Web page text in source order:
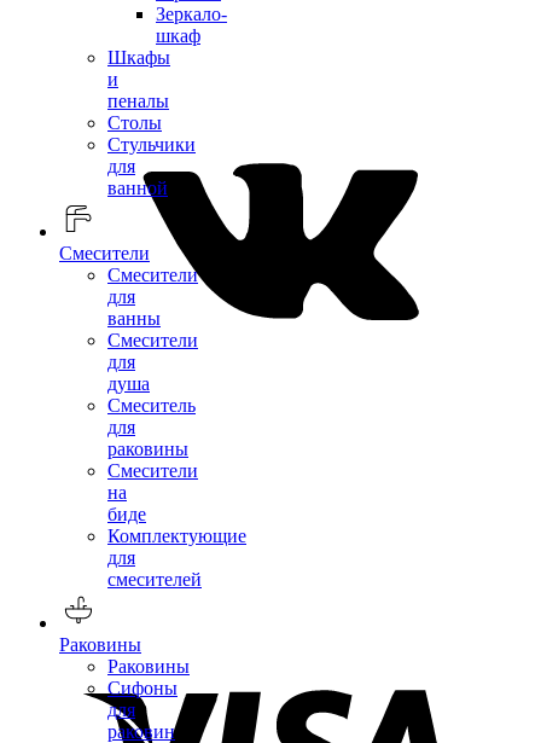
Зеркало-
шкаф
Шкафы
и
пеналы
Столы
Стульчики
для
ванной
Смесители
Смесители
для
ванны
Смесители
для
душа
Смеситель
для
раковины
Смесители
на
биде
Комплектующие
для
смесителей
Раковины
Раковины
Сифоны
для
раковин